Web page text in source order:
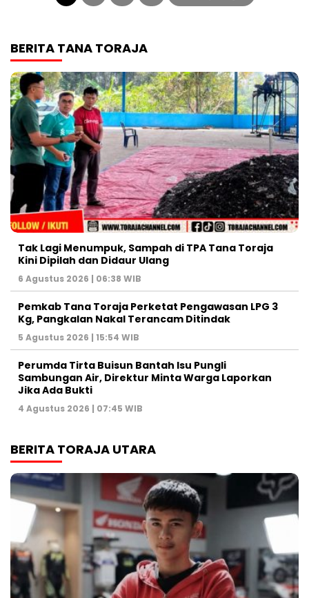
BERITA TANA TORAJA
Tak Lagi Menumpuk, Sampah di TPA Tana Toraja
Kini Dipilah dan Didaur Ulang
6 Agustus 2026 | 06:38 WIB
Pemkab Tana Toraja Perketat Pengawasan LPG 3
Kg, Pangkalan Nakal Terancam Ditindak
5 Agustus 2026 | 15:54 WIB
Perumda Tirta Buisun Bantah Isu Pungli
Sambungan Air, Direktur Minta Warga Laporkan
Jika Ada Bukti
4 Agustus 2026 | 07:45 WIB
BERITA TORAJA UTARA